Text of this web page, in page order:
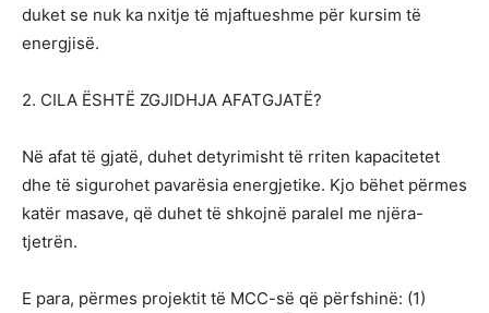
duket se nuk ka nxitje të mjaftueshme për kursim të
energjisë.
2. CILA ËSHTË ZGJIDHJA AFATGJATË?
Në afat të gjatë, duhet detyrimisht të rriten kapacitetet
dhe të sigurohet pavarësia energjetike. Kjo bëhet përmes
katër masave, që duhet të shkojnë paralel me njëra-
tjetrën.
E para, përmes projektit të MCC-së që përfshinë: (1)